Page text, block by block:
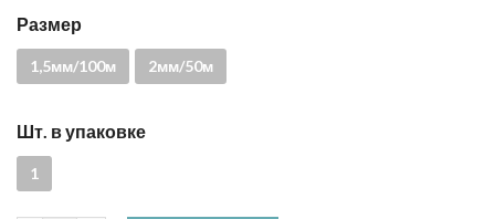
Размер
1,5мм/100м 2мм/50м
Шт. в упаковке
1